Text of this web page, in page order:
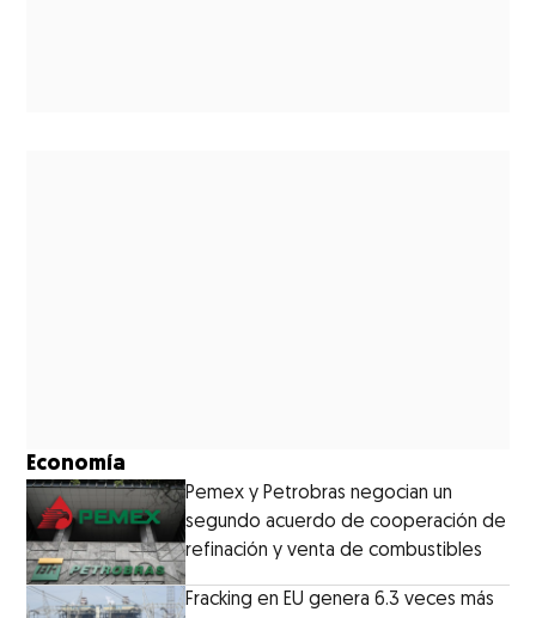
Economía
Pemex y Petrobras negocian un
segundo acuerdo de cooperación de
refinación y venta de combustibles
Fracking en EU genera 6.3 veces más